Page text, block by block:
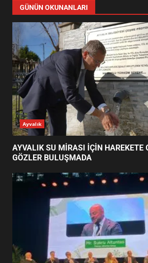
6
TURNUVASI
DEĞİŞTİRİYOR?
7
BURHANİYE
YENİ YÖNETİM
ŞEKİLLENDİ?
1
AYVALIK SU MİRASI
HAREKETE
BULUŞMADA
ESA 2026’DA TÜRK
NEYİ TEMSİL ETTİ?
EİB’DE KRİTİK
GÜNÜN OKUNANLARI
Ayvalık
AYVALIK SU MİRASI İÇİN HAREKETE
GÖZLER BULUŞMADA